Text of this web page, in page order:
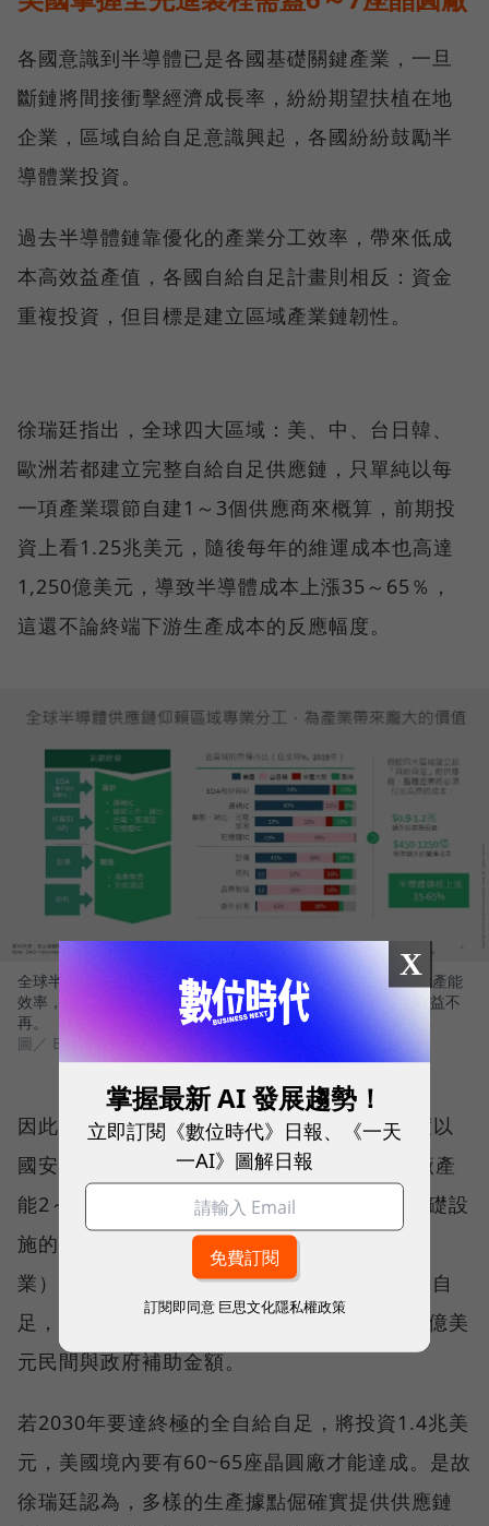
各國意識到半導體已是各國基礎關鍵產業，一旦
斷鏈將間接衝擊經濟成長率，紛紛期望扶植在地
企業，區域自給自足意識興起，各國紛紛鼓勵半
導體業投資。
過去半導體鏈靠優化的產業分工效率，帶來低成
本高效益產值，各國自給自足計畫則相反：資金
重複投資，但目標是建立區域產業鏈韌性。
徐瑞廷指出，全球四大區域：美、中、台日韓、
歐洲若都建立完整自給自足供應鏈，只單純以每
一項產業環節自建1～3個供應商來概算，前期投
資上看1.25兆美元，隨後每年的維運成本也高達
1,250億美元，導致半導體成本上漲35～65％，
這還不論終端下游生產成本的反應幅度。
全球半導體過去逾50年靠專精於產業分工，建立大量的集中化產能
效率，促進成本降低，如今各國都想自建自有產業鏈，成本效益不
再。
圖／ BCG
因此BCG對美國政府的建議，是建立最低程度以
國安為考量的先進製程（10奈米以下）晶圓廠產
能2～3座，年產能2~3.5萬片，以維持關鍵基礎設
施的運作（如政府、電信、航空及能源等產
業），但若包含先進邏輯晶片與相關應用都要自
足，則約需6～7座晶圓廠產能，相當於2,000億美
元民間與政府補助金額。
若2030年要達終極的全自給自足，將投資1.4兆美
元，美國境內要有60~65座晶圓廠才能達成。是故
徐瑞廷認為，多樣的生產據點倔確實提供供應鏈
X
掌握最新 AI 發展趨勢！
立即訂閱《數位時代》日報、《一天
一AI》圖解日報
訂閱即同意 巨思文化隱私權政策